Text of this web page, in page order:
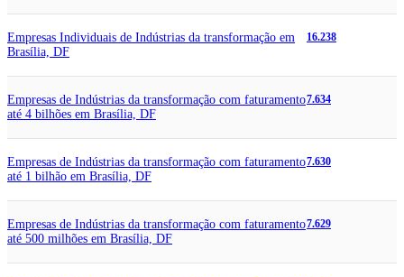
Empresas Individuais de Indústrias da transformação em
Brasília, DF
16.238
Empresas de Indústrias da transformação com faturamento
até 4 bilhões em Brasília, DF
7.634
Empresas de Indústrias da transformação com faturamento
até 1 bilhão em Brasília, DF
7.630
Empresas de Indústrias da transformação com faturamento
até 500 milhões em Brasília, DF
7.629